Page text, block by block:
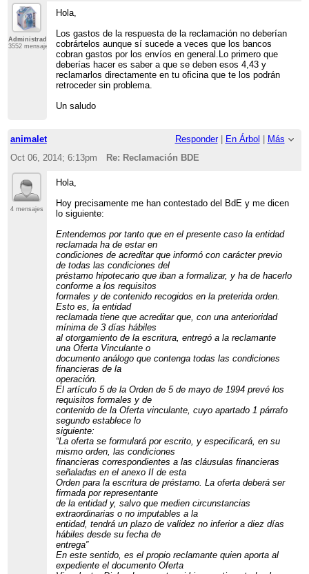
Administrador
3552 mensajes
Hola,
Los gastos de la respuesta de la reclamación no deberían
cobrártelos aunque sí sucede a veces que los bancos
cobran gastos por los envíos en general.Lo primero que
deberías hacer es saber a que se deben esos 4,43 y
reclamarlos directamente en tu oficina que te los podrán
retroceder sin problema.
Un saludo
animalet Responder| En Árbol
Más
Oct 06, 2014; 6:13pm
Re: Reclamación BDE
4 mensajes
Hola,
Hoy precisamente me han contestado del BdE y me dicen
lo siguiente:
Entendemos por tanto que en el presente caso la entidad
reclamada ha de estar en
condiciones de acreditar que informó con carácter previo
de todas las condiciones del
préstamo hipotecario que iban a formalizar, y ha de hacerlo
conforme a los requisitos
formales y de contenido recogidos en la preterida orden.
Esto es, la entidad
reclamada tiene que acreditar que, con una anterioridad
mínima de 3 días hábiles
al otorgamiento de la escritura, entregó a la reclamante
una Oferta Vinculante o
documento análogo que contenga todas las condiciones
financieras de la
operación.
El artículo 5 de la Orden de 5 de mayo de 1994 prevé los
requisitos formales y de
contenido de la Oferta vinculante, cuyo apartado 1 párrafo
segundo establece lo
siguiente:
“La oferta se formulará por escrito, y especificará, en su
mismo orden, las condiciones
financieras correspondientes a las cláusulas financieras
señaladas en el anexo II de esta
Orden para la escritura de préstamo. La oferta deberá ser
firmada por representante
de la entidad y, salvo que medien circunstancias
extraordinarias o no imputables a la
entidad, tendrá un plazo de validez no inferior a diez días
hábiles desde su fecha de
entrega”
En este sentido, es el propio reclamante quien aporta al
expediente el documento Oferta